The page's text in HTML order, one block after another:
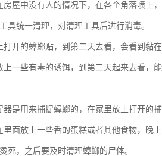
屋中没有人的情况下，在各个角落喷上
具统一清理，对清理工具后进行消毒。
开的蟑螂贴，到第二天去看，会看到黏在
一些有毒的诱饵，到第二天起来去看，
是用来捕捉蟑螂的，在家里放上打开的
面放上一些香的蛋糕或者其他食物，晚
死，之后要及时清理蟑螂的尸体。